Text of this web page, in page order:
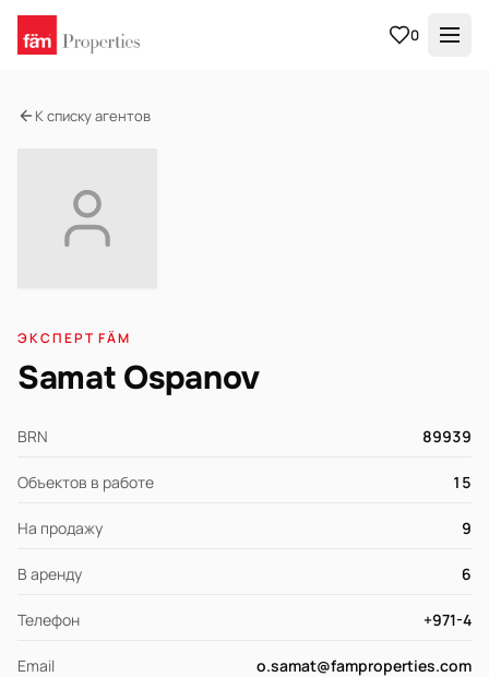
0
К списку агентов
ЭКСПЕРТ FÄM
Samat Ospanov
BRN 89939
Объектов в работе 15
На продажу 9
В аренду 6
Телефон +971-4
Email o.samat@famproperties.com